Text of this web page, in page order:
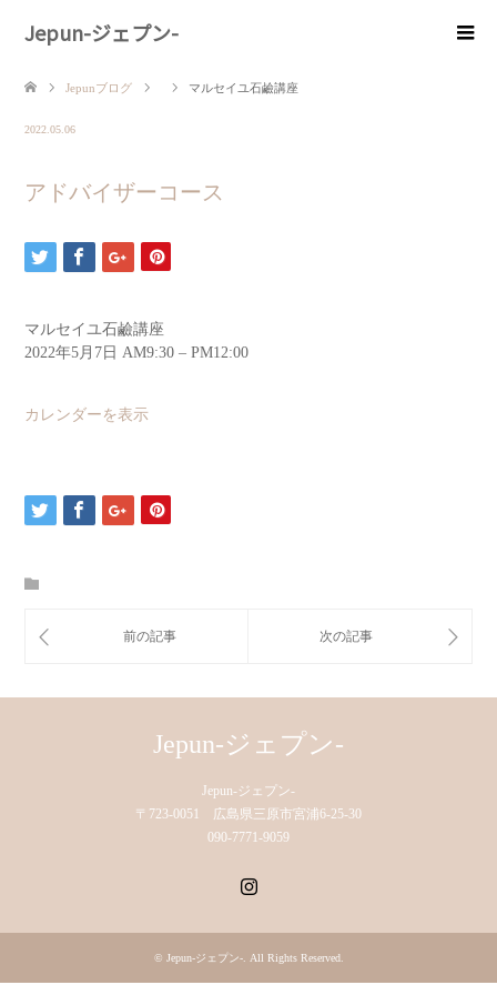
Jepun-ジェプン-
Jepunブログ マルセイユ石鹼講座
2022.05.06
アドバイザーコース
マルセイユ石鹼講座
2022年5月7日 AM9:30 – PM12:00
カレンダーを表示
Jepun-ジェプン-
Jepun-ジェプン-
〒723-0051 広島県三原市宮浦6-25-30
090-7771-9059
© Jepun-ジェプン-. All Rights Reserved.